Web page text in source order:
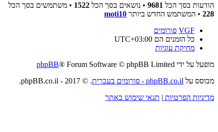
הודעות בסך הכל 9681 • נושאים בסך הכל 1522 • משתמשים בסך הכל
228 • המשתמש החדש ביותר moti10
VGF פורומים
כל הזמנים הם UTC+03:00
מחיקת עוגיות
מופעל על ידי
phpBB® Forum Software © phpBB Limited
מבוסס על phpBB.co.il - פורומים בעברית
. © 2017 - phpBB.co.il.
מדיניות הפרטיות | תנאי שימוש באתר